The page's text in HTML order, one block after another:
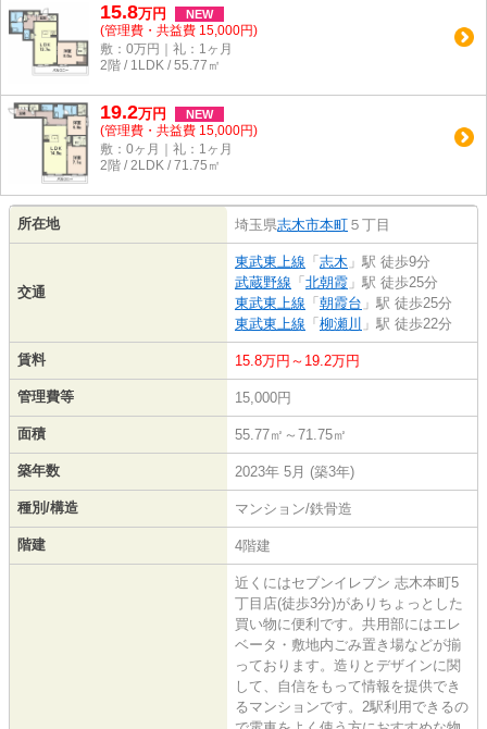
15.8万円 NEW
(管理費・共益費 15,000円)
敷：0万円｜礼：1ヶ月
2階 / 1LDK / 55.77㎡
19.2万円 NEW
(管理費・共益費 15,000円)
敷：0ヶ月｜礼：1ヶ月
2階 / 2LDK / 71.75㎡
所在地 埼玉県志木市本町 ５丁目
交通
東武東上線 「 志木 」駅 徒歩9分
武蔵野線 「 北朝霞 」駅 徒歩25分
東武東上線 「 朝霞台 」駅 徒歩25分
東武東上線 「 柳瀬川 」駅 徒歩22分
賃料 15.8万円～19.2万円
管理費等 15,000円
面積 55.77㎡～71.75㎡
築年数 2023年 5月 (築3年)
種別/構造 マンション/鉄骨造
階建 4階建
近くにはセブンイレブン 志木本町5
丁目店(徒歩3分)がありちょっとした
買い物に便利です。共用部にはエレ
ベータ・敷地内ごみ置き場などが揃
っております。造りとデザインに関
して、自信をもって情報を提供でき
るマンションです。2駅利用できるの